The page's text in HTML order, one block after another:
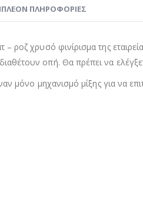
ΠΛΗΡΟΦΟΡΊΕΣ
ροζ χρυσό φινίρισμα της
οπή. Θα πρέπει να
μόνο μηχανισμό μίξης για να